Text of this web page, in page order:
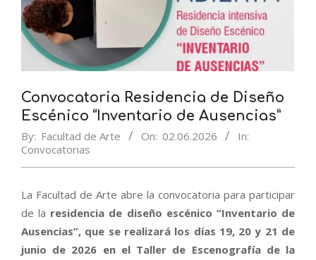
Convocatoria Residencia de Diseño
Escénico “Inventario de Ausencias”
By: Facultad de Arte On: 02.06.2026
In:
Convocatorias
La Facultad de Arte abre la convocatoria para participar
de la residencia de diseño escénico “Inventario de
Ausencias”, que se realizará los días 19, 20 y 21 de
junio de 2026 en el Taller de Escenografía de la